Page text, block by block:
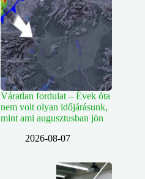
Váratlan fordulat – Évek óta
nem volt olyan időjárásunk,
mint ami augusztusban jön
2026-08-07